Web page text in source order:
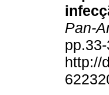
Pan-
http://